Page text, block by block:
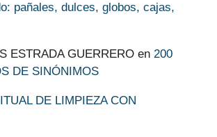
pañales, dulces, globos, cajas,
ESTRADA GUERRERO en 200
DE SINÓNIMOS
DE LIMPIEZA CON